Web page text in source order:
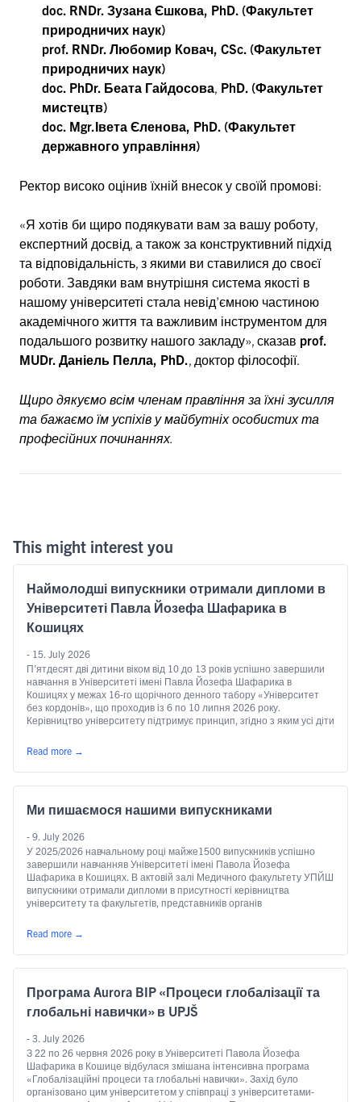
doc. RNDr. Зузана Єшкова, PhD. (Факультет
природничих наук)
prof. RNDr. Любомир Ковач, CSc. (Факультет
природничих наук)
doc. PhDr. Беата Гайдосова PhD. (Факультет
мистецтв)
doc. Mgr.Івета Єленова, PhD. (Факультет
державного управління)
Ректор високо оцінив їхній внесок у своїй промові:
«Я хотів би щиро подякувати вам за вашу роботу,
експертний досвід, а також за конструктивний підхід
та відповідальність, з якими ви ставилися до своєї
роботи. Завдяки вам внутрішня система якості в
нашому університеті стала невід’ємною частиною
академічного життя та важливим інструментом для
подальшого розвитку нашого закладу», сказав prof.
MUDr. Даніель Пелла, PhD. , доктор філософії.
Щиро дякуємо всім членам правління за їхні зусилля
та бажаємо їм успіхів у майбутніх особистих та
професійних починаннях.
This might interest you
Наймолодші випускники отримали дипломи в
Університеті Павла Йозефа Шафарика в
Кошицях
- 15. July 2026
П’ятдесят дві дитини віком від 10 до 13 років успішно завершили
навчання в Університеті імені Павла Йозефа Шафарика в
Кошицях у межах 16-го щорічного денного табору «Університет
без кордонів», що проходив із 6 по 10 липня 2026 року.
Керівництво університету підтримує принцип, згідно з яким усі діти
Read more
→
Ми пишаємося нашими випускниками
- 9. July 2026
У 2025/2026 навчальному році майже1500 випускників успішно
завершили навчанняв Університеті імені Павола Йозефа
Шафарика в Кошицях. В актовій залі Медичного факультету УПЙШ
випускники отримали дипломи в присутності керівництва
університету та факультетів, представників органів
словацьких університетів, посадовців закладів охорони здоров’я,
представників судової влади, прокуратури та юридичної спільноти,
керівників інститутів і кафедр, інших …Continued
Read more →
Програма Aurora BIP «Процеси глобалізації та
глобальні навички» в UPJŠ
- 3. July 2026
З 22 по 26 червня 2026 року в Університеті Павола Йозефа
Шафарика в Кошице відбулася змішана інтенсивна програма
«Глобалізаційні процеси та глобальні навички». Захід було
організовано цим університетом у співпраці з університетами-